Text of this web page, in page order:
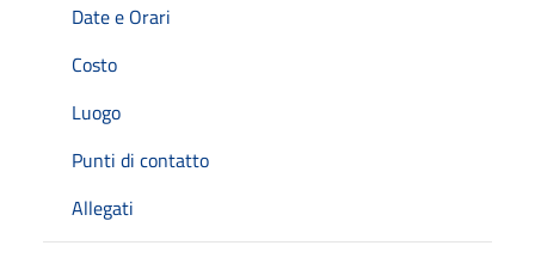
Date e Orari
Costo
Luogo
Punti di contatto
Allegati